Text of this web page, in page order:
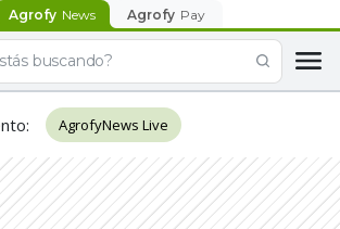
Agrofy News Agrofy Pay
: AgrofyNews Live